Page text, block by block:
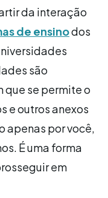
da interação
de ensinodos
são
se permite o
e outros anexos
apenas por você,
É uma forma
em